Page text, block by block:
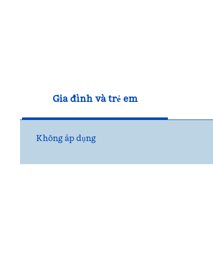
Gia đình và trẻ em
Không áp dụng